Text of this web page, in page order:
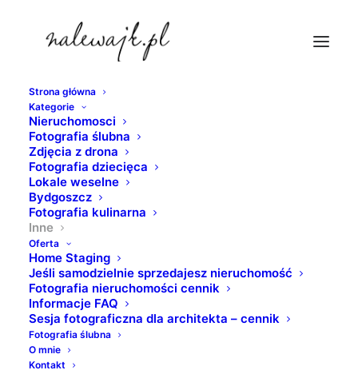
Strona główna
Kategorie
Nieruchomosci
Fotografia ślubna
Zdjęcia z drona
Fotografia dziecięca
Lokale weselne
Bydgoszcz
Fotografia kulinarna
Inne
Oferta
Home Staging
Jeśli samodzielnie sprzedajesz nieruchomość
Fotografia nieruchomości cennik
Informacje FAQ
Sesja fotograficzna dla architekta – cennik
Fotografia ślubna
O mnie
Kontakt
Dominika Szymańska
I Wicemiss konkursu
Miss Polonia 2016
13 LIPCA 2016 | INNE PRZEZ